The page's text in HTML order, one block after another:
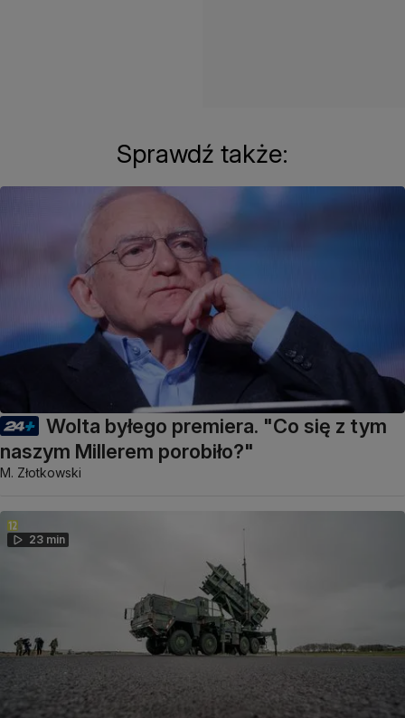
Sprawdź także:
Wolta byłego premiera. "Co się z tym
naszym Millerem porobiło?"
M. Złotkowski
23 min